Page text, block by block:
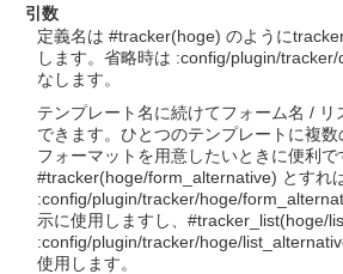
引数
定義名は #tracker(hoge) のように
します。省略時は :config/plugin/
なします。
テンプレート名に続けてフォーム名 /
できます。ひとつのテンプレートに複
フォーマットを用意したいときに便利で
#tracker(hoge/form_alternative) とすれ
:config/plugin/tracker/hoge/
示に使用しますし、#tracker_list(hoge/
:config/plugin/tracker/hoge/
使用します。